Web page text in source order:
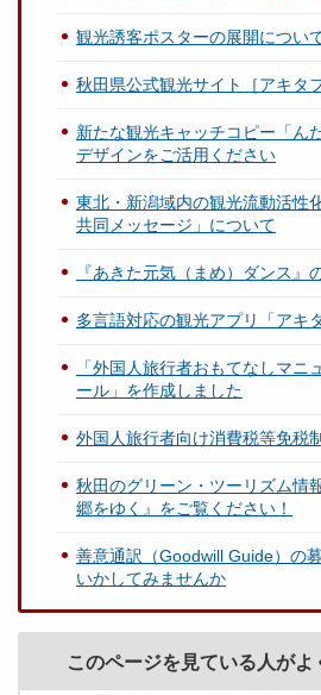
観光誘客ポスターの展開につい
秋田県公式観光サイト［アキタ
新たな観光キャッチコピー「ん
デザインをご活用ください
東北・新潟域内の観光流動活性
共同メッセージ」について
『あきた元気（まめ）ダンス』
多言語対応の観光アプリ「アキ
「外国人旅行者おもてなしマニ
ール」を作成しました
外国人旅行者向け消費税等免税
秋田のグリーン・ツーリズム情
郷をゆく』をご覧ください！
善意通訳（Goodwill Guide）の
いかしてみませんか
このページを見ている人が